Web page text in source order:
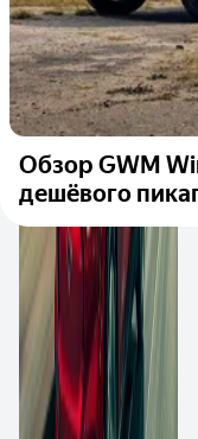
Обзор GWM
дешёвого